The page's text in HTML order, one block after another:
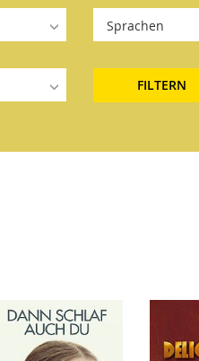
Sprachen
FILTERN